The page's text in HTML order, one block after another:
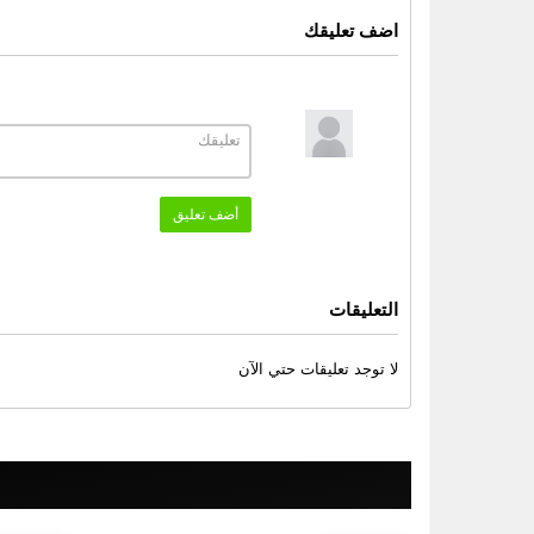
اضف تعليقك
أضف تعليق
التعليقات
لا توجد تعليقات حتي الآن